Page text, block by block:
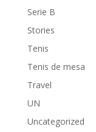
Serie B
Stories
Tenis
Tenis de mesa
Travel
UN
Uncategorized